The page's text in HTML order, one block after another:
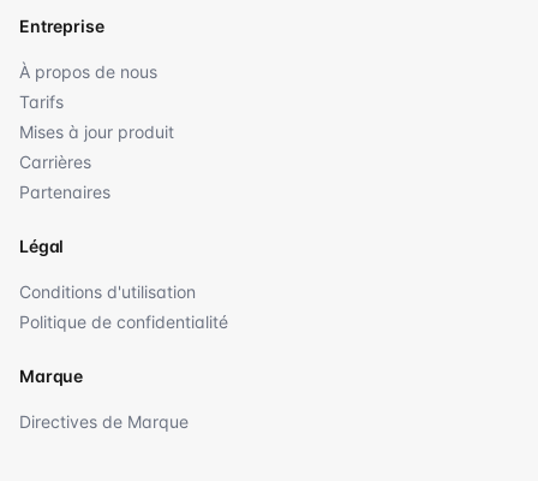
Entreprise
À propos de nous
Tarifs
Mises à jour produit
Carrières
Partenaires
Légal
Conditions d'utilisation
Politique de confidentialité
Marque
Directives de Marque